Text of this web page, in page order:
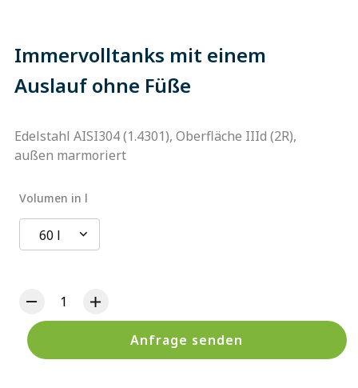
Immervolltanks mit einem
Auslauf ohne Füße
Edelstahl AISI304 (1.4301), Oberfläche IIId (2R),
außen marmoriert
Volumen in l
60 l
Anfrage senden